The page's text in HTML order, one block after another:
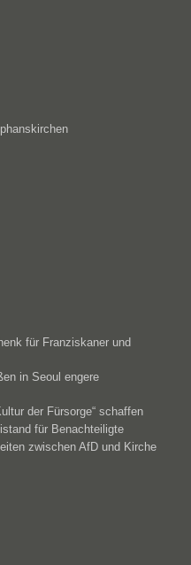
für Franziskaner und
in Seoul engere
der Fürsorge“ schaffen
für Benachteiligte
zwischen AfD und Kirche